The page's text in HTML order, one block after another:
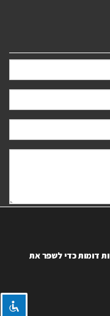
בכל עת.
דומות כדי לשפר את